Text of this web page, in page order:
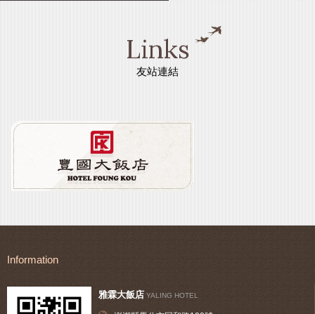
Links
友站連結
Information
雅霖大飯店 YALING HOTEL